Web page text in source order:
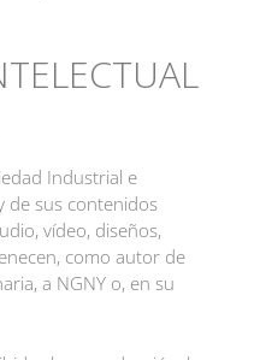
Industrial e
de sus contenidos
vídeo, diseños,
como autor de
a NGNY o, en su